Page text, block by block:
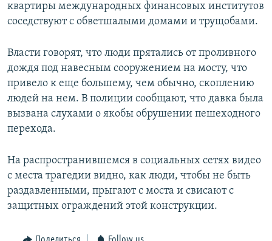
квартиры международных финансовых институтов
соседствуют с обветшалыми домами и трущобами.
Власти говорят, что люди прятались от проливного
дождя под навесным сооружением на мосту, что
привело к еще большему, чем обычно, скоплению
людей на нем. В полиции сообщают, что давка была
вызвана слухами о якобы обрушении пешеходного
перехода.
На распространившемся в социальных сетях видео
с места трагедии видно, как люди, чтобы не быть
раздавленными, прыгают с моста и свисают с
защитных ограждений этой конструкции.